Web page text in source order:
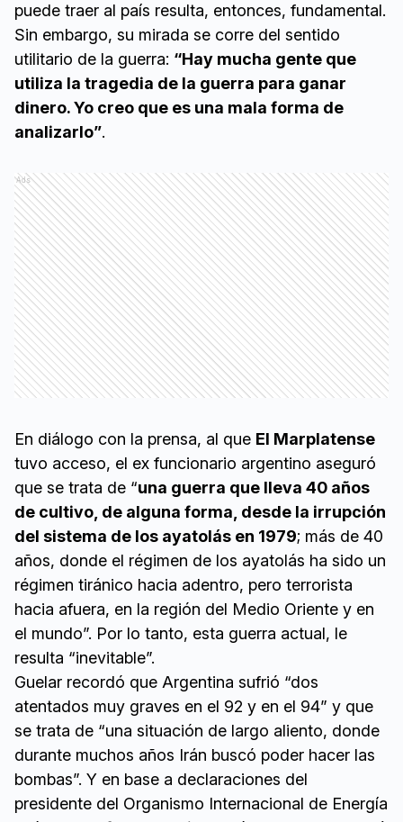
puede traer al país resulta, entonces, fundamental.
Sin embargo, su mirada se corre del sentido
utilitario de la guerra: “Hay mucha gente que
utiliza la tragedia de la guerra para ganar
dinero. Yo creo que es una mala forma de
analizarlo”.
Ads
En diálogo con la prensa, al que El Marplatense
tuvo acceso, el ex funcionario argentino aseguró
que se trata de “una guerra que lleva 40 años
de cultivo, de alguna forma, desde la irrupción
del sistema de los ayatolás en 1979; más de 40
años, donde el régimen de los ayatolás ha sido un
régimen tiránico hacia adentro, pero terrorista
hacia afuera, en la región del Medio Oriente y en
el mundo”. Por lo tanto, esta guerra actual, le
resulta “inevitable”.
Guelar recordó que Argentina sufrió “dos
atentados muy graves en el 92 y en el 94” y que
se trata de “una situación de largo aliento, donde
durante muchos años Irán buscó poder hacer las
bombas”. Y en base a declaraciones del
presidente del Organismo Internacional de Energía